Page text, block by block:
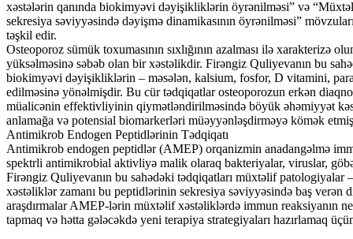
xəstələrin qanında biokimyəvi dəyişikliklərin öyrənilməsi” və
sekresiya səviyyəsində dəyişmə dinamikasının öyrənilməsi”
təşkil edir.
Osteoporoz sümük toxumasının sıxlığının azalması ilə xarakterizə
yüksəlməsinə səbəb olan bir xəstəlikdir. Firəngiz Quliyevanın bu
biokimyəvi dəyişikliklərin – məsələn, kalsium, fosfor, D vitamini,
edilməsinə yönəlmişdir. Bu cür tədqiqatlar osteoporozun erkən
müalicənin effektivliyinin qiymətləndirilməsində böyük əhəmiyyət
anlamağa və potensial biomarkerləri müəyyənləşdirməyə kömək
Antimikrob Endogen Peptidlərinin Tədqiqatı
Antimikrob endogen peptidlər (AMEP) orqanizmin anadangəlmə
spektrli antimikrobial aktivliyə malik olaraq bakteriyalar, viruslar,
Firəngiz Quliyevanın bu sahədəki tədqiqatları müxtəlif
xəstəliklər zamanı bu peptidlərinin sekresiya səviyyəsində baş
araşdırmalar AMEP-lərin müxtəlif xəstəliklərdə immun reaksiyanın
tapmaq və hətta gələcəkdə yeni terapiya strategiyaları hazırlamaq